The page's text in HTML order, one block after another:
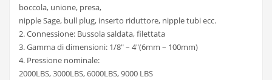
boccola, unione, presa,
nipple Sage, bull plug, inserto riduttore, nipple tubi ecc.
2. Connessione: Bussola saldata, filettata
3. Gamma di dimensioni: 1/8″ – 4″(6mm – 100mm)
4. Pressione nominale:
2000LBS, 3000LBS, 6000LBS, 9000 LBS